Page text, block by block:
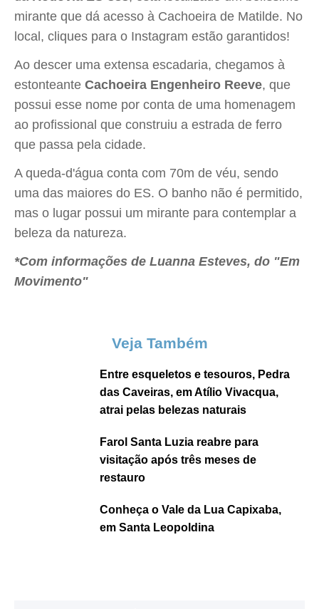
mirante que dá acesso à Cachoeira de Matilde. No
local, cliques para o Instagram estão garantidos!
Ao descer uma extensa escadaria, chegamos à
estonteante Cachoeira Engenheiro Reeve, que
possui esse nome por conta de uma homenagem
ao profissional que construiu a estrada de ferro
que passa pela cidade.
A queda-d'água conta com 70m de véu, sendo
uma das maiores do ES. O banho não é permitido,
mas o lugar possui um mirante para contemplar a
beleza da natureza.
*Com informações de Luanna Esteves, do "Em
Movimento"
Veja Também
Entre esqueletos e tesouros, Pedra
das Caveiras, em Atílio Vivacqua,
atrai pelas belezas naturais
Farol Santa Luzia reabre para
visitação após três meses de
restauro
Conheça o Vale da Lua Capixaba,
em Santa Leopoldina